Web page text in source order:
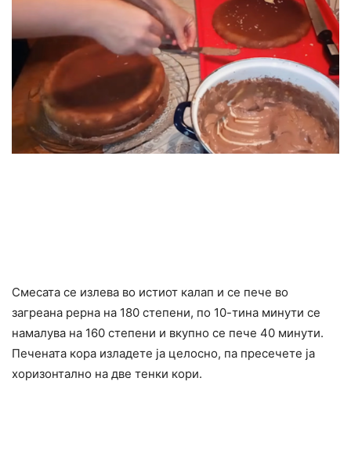
Смесата се излева во истиот калап и се пече во
загреана рерна на 180 степени, по 10-тина минути се
намалува на 160 степени и вкупно се пече 40 минути.
Печената кора изладете ја целосно, па пресечете ја
хоризонтално на две тенки кори.